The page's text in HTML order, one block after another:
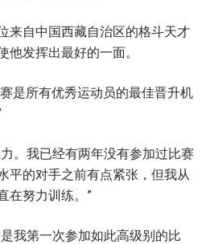
来自中国西藏自治区的格斗天才
他发挥出最好的一面。
是所有优秀运动员的最佳晋升机
。我已经有两年没有参加过比赛
平的对手之前有点紧张，但我从
在努力训练。”
我第一次参加如此高级别的比